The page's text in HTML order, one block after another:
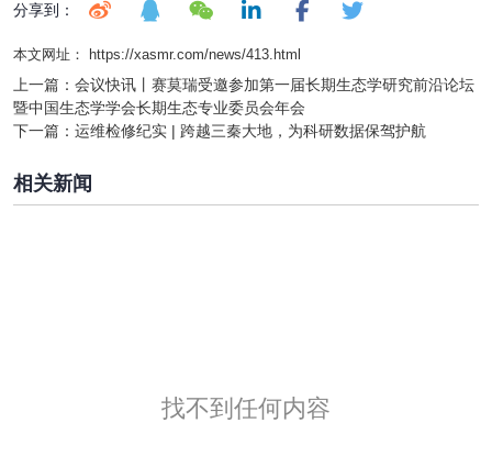
分享到：
本文网址： https://xasmr.com/news/413.html
上一篇： 会议快讯丨赛莫瑞受邀参加第一届长期生态学研究前沿论坛
暨中国生态学学会长期生态专业委员会年会
下一篇： 运维检修纪实 | 跨越三秦大地，为科研数据保驾护航
相关新闻
找不到任何内容